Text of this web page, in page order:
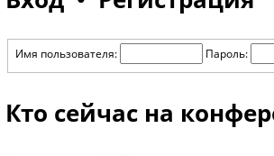
Имя пользователя: Пароль:
Кто сейчас на